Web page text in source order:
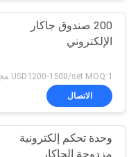
200 صندوق جاكار
الإلكتروني
الاتصال
وحدة تحكم إلكترونية
مزدوجة الجاكار